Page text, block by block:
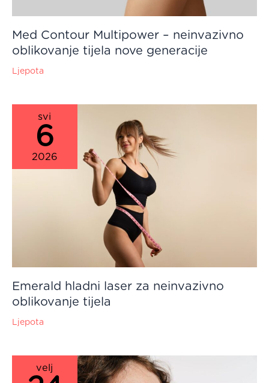
Med Contour Multipower – neinvazivno
oblikovanje tijela nove generacije
Ljepota
svi
6
2026
Emerald hladni laser za neinvazivno
oblikovanje tijela
Ljepota
velj